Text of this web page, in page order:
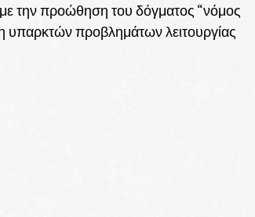
την προώθηση του δόγματος “νόμος
υπαρκτών προβλημάτων λειτουργίας